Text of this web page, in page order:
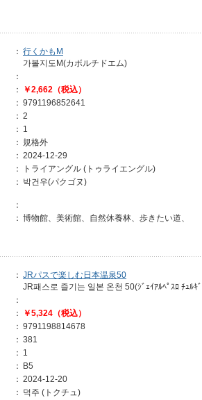
： 行くかもM
가볼지도M(カボルチドエム)
：
：
￥2,662（税込）
： 9791196852641
： 2
： 1
： 規格外
： 2024-12-29
：
トライアングル (トゥライエングル)
： 박건우(パクゴヌ)
：
： 博物館、美術館、自然休養林、歩きたい道、
： JRパスで楽しむ日本温泉50
JR패스로 즐기는 일본 온천 50(ｼﾞｪｲｱﾙﾍﾟｽﾛ ﾁｭﾙｷ
：
：
￥5,324（税込）
： 9791198814678
： 381
： 1
：
B5
： 2024-12-20
： 덕주 (トクチュ)